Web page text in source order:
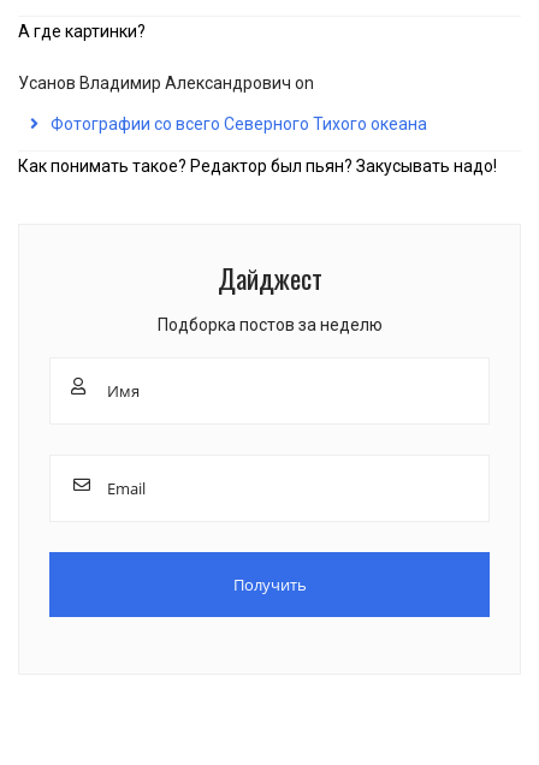
А где картинки?
Усанов Владимир Александрович on
Фотографии со всего Северного Тихого океана
Как понимать такое? Редактор был пьян? Закусывать надо!
Дайджест
Подборка постов за неделю